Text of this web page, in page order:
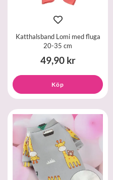
Katthalsband Lomi med fluga
20-35 cm
49,90 kr
Köp